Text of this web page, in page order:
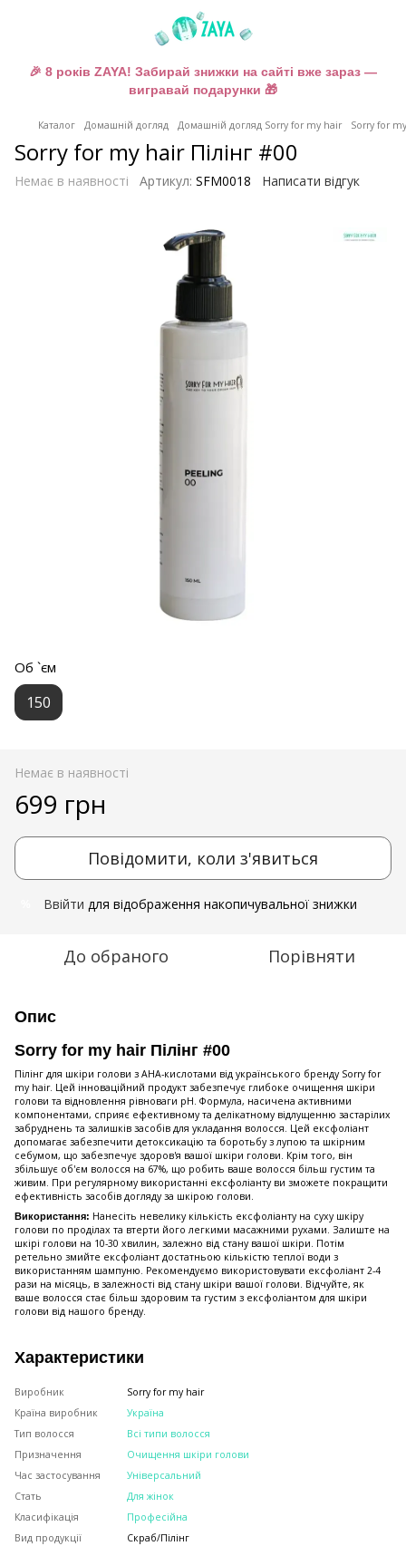
🎉 8 років ZAYA! Забирай знижки на сайті вже зараз —
вигравай подарунки 🎁
Каталог Домашній догляд Домашній догляд Sorry for my hair Sorry for
Sorry for my hair Пілінг #00
Немає в наявності Артикул: SFM0018 Написати відгук
Об `єм
150
Немає в наявності
699 грн
Повідомити, коли з'явиться
Ввійти для відображення накопичувальної знижки
До обраного Порівняти
Опис
Sorry for my hair Пілінг #00
Пілінг для шкіри голови з АНА-кислотами від українського бренду Sorry for
my hair. Цей інноваційний продукт забезпечує глибоке очищення шкіри
голови та відновлення рівноваги рН. Формула, насичена активними
компонентами, сприяє ефективному та делікатному відлущенню застарілих
забруднень та залишків засобів для укладання волосся. Цей ексфоліант
допомагає забезпечити детоксикацію та боротьбу з лупою та шкірним
себумом, що забезпечує здоров'я вашої шкіри голови. Крім того, він
збільшує об'єм волосся на 67%, що робить ваше волосся більш густим та
живим. При регулярному використанні ексфоліанту ви зможете покращити
ефективність засобів догляду за шкірою голови.
Використання: Нанесіть невелику кількість ексфоліанту на суху шкіру
голови по проділах та втерти його легкими масажними рухами. Залиште на
шкірі голови на 10-30 хвилин, залежно від стану вашої шкіри. Потім
ретельно змийте ексфоліант достатньою кількістю теплої води з
використанням шампуню. Рекомендуємо використовувати ексфоліант 2-4
рази на місяць, в залежності від стану шкіри вашої голови. Відчуйте, як
ваше волосся стає більш здоровим та густим з ексфоліантом для шкіри
голови від нашого бренду.
Характеристики
Виробник
Sorry for my hair
Країна виробник
Україна
Тип волосся
Всі типи волосся
Призначення
Очищення шкіри голови
Час застосування
Універсальний
Стать
Для жінок
Класифікація
Професійна
Вид продукції
Скраб/Пілінг